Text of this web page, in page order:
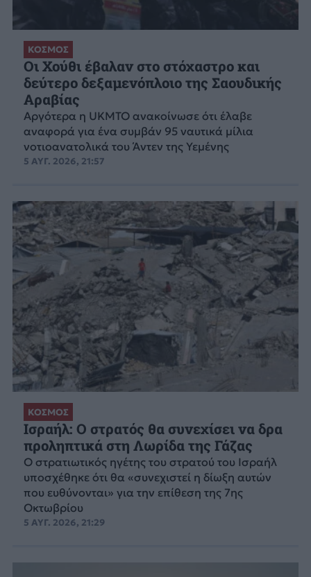
ΚΟΣΜΟΣ
Οι Χούθι έβαλαν στο στόχαστρο και
δεύτερο δεξαμενόπλοιο της Σαουδικής
Αραβίας
Aργότερα η UKMTO ανακοίνωσε ότι έλαβε
αναφορά για ένα συμβάν 95 ναυτικά μίλια
νοτιοανατολικά του Άντεν της Υεμένης
5 ΑΥΓ. 2026, 21:57
ΚΟΣΜΟΣ
Ισραήλ: Ο στρατός θα συνεχίσει να δρα
προληπτικά στη Λωρίδα της Γάζας
Ο στρατιωτικός ηγέτης του στρατού του Ισραήλ
υποσχέθηκε ότι θα «συνεχιστεί η δίωξη αυτών
που ευθύνονται» για την επίθεση της 7ης
Οκτωβρίου
5 ΑΥΓ. 2026, 21:29